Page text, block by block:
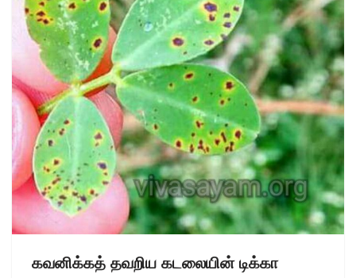
கவனிக்கத் தவறிய கடலையின் டிக்கா